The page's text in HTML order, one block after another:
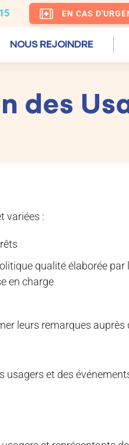
EN CAS
NOUS REJOINDRE
des
variées :
qualité élaborée
en charge
leurs remarques
et des